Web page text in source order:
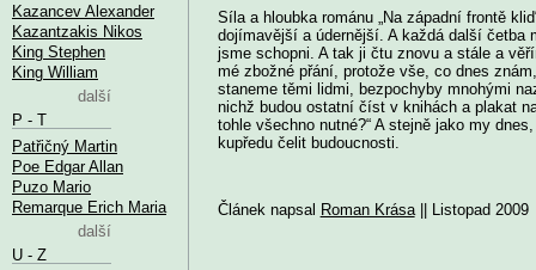
Síla a hloubka románu „Na západní frontě
dojímavější a údernější. A každá další četba
jsme schopni. A tak ji čtu znovu a stále a
mé zbožné přání, protože vše, co dnes
staneme těmi lidmi, bezpochyby mnohými
nichž budou ostatní číst v knihách a plakat
tohle všechno nutné?“ A stejně jako my
kupředu čelit budoucnosti.
Článek napsal Roman Krása|| Listopad 2009
Kazancev Alexander
Kazantzakis Nikos
King Stephen
King William
další
P - T
Patřičný Martin
Poe Edgar Allan
Puzo Mario
Remarque Erich Maria
další
U - Z